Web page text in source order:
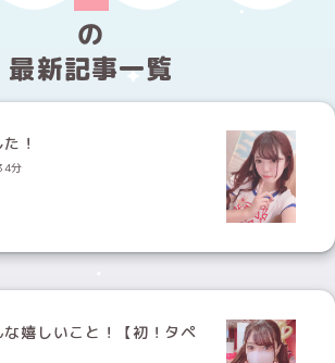
の
最新記事一覧
！
分
嬉しいこと！【初！タペ